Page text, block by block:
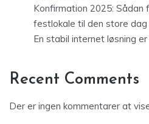
Konfirmation 2025: Sådan
festlokale til den store dag
En stabil internet løsning
Recent Comments
Der er ingen kommentarer at